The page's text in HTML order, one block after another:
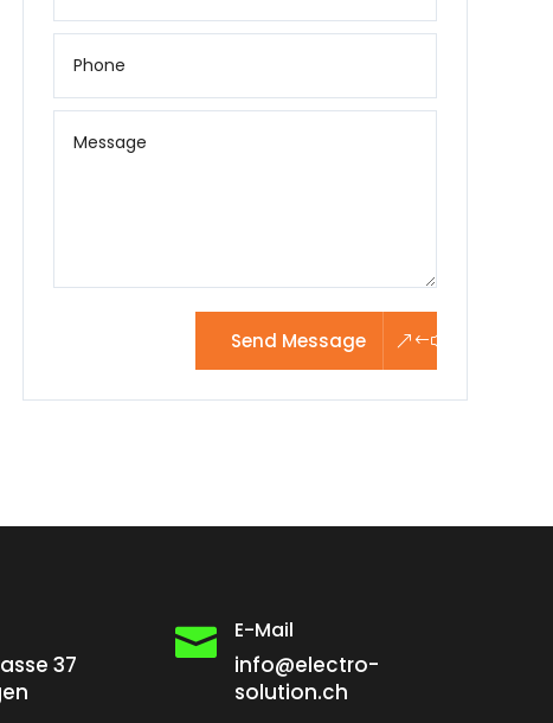
Send Message
37
 E-Mail
info@electro-
solution.ch